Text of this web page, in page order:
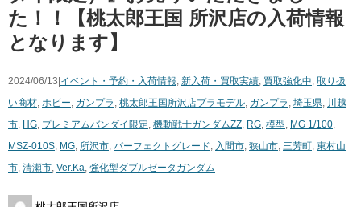
た！！【桃太郎王国 所沢店の入荷情報
となります】
2024/06/13|イベント・予約・入荷情報, 新入荷・買取実績, 買取強化中, 取り扱
い商材, ホビー, ガンプラ , 桃太郎王国所沢店プラモデル, ガンプラ , 埼玉県, 川越
市, HG, プレミアムバンダイ限定, 機動戦士ガンダムZZ, RG, 模型, MG 1/100,
MSZ-010S, MG, 所沢市, パーフェクトグレード, 入間市, 狭山市, 三芳町, 東村山
市, 清瀬市, Ver.Ka, 強化型ダブルゼータガンダム